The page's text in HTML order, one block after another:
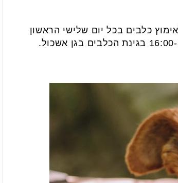
כלבים בכל יום שלישי הראשון